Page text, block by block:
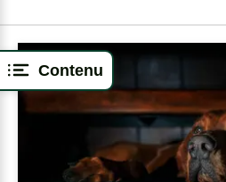
Contenu